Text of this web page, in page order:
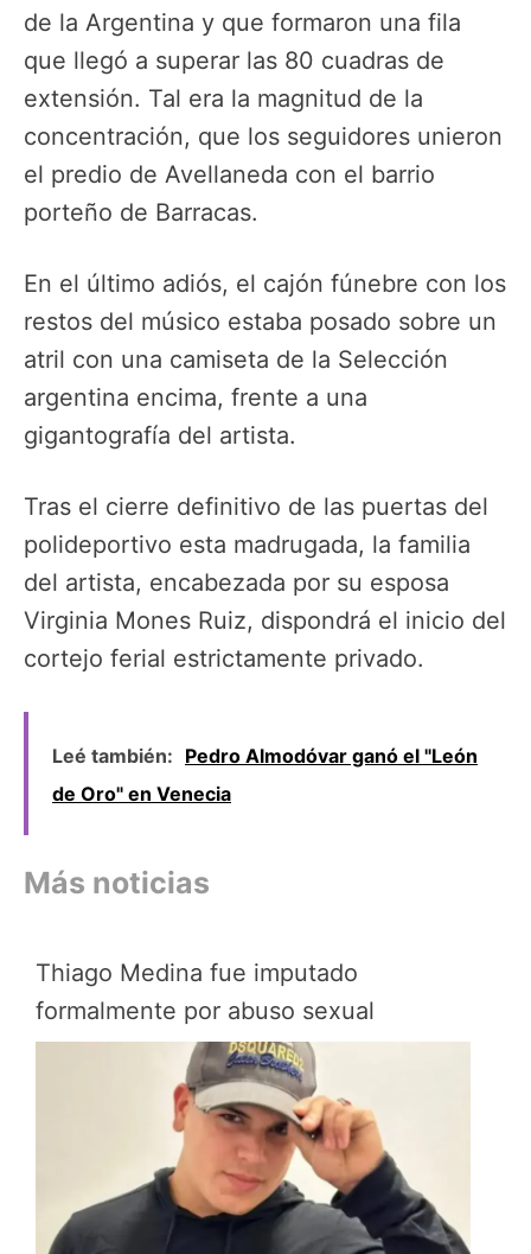
de la Argentina y que formaron una fila
que llegó a superar las 80 cuadras de
extensión. Tal era la magnitud de la
concentración, que los seguidores unieron
el predio de Avellaneda con el barrio
porteño de Barracas.
En el último adiós, el cajón fúnebre con los
restos del músico estaba posado sobre un
atril con una camiseta de la Selección
argentina encima, frente a una
gigantografía del artista.
Tras el cierre definitivo de las puertas del
polideportivo esta madrugada, la familia
del artista, encabezada por su esposa
Virginia Mones Ruiz, dispondrá el inicio del
cortejo ferial estrictamente privado.
Leé también: Pedro Almodóvar ganó el "León
de Oro" en Venecia
Más noticias
Thiago Medina fue imputado
formalmente por abuso sexual